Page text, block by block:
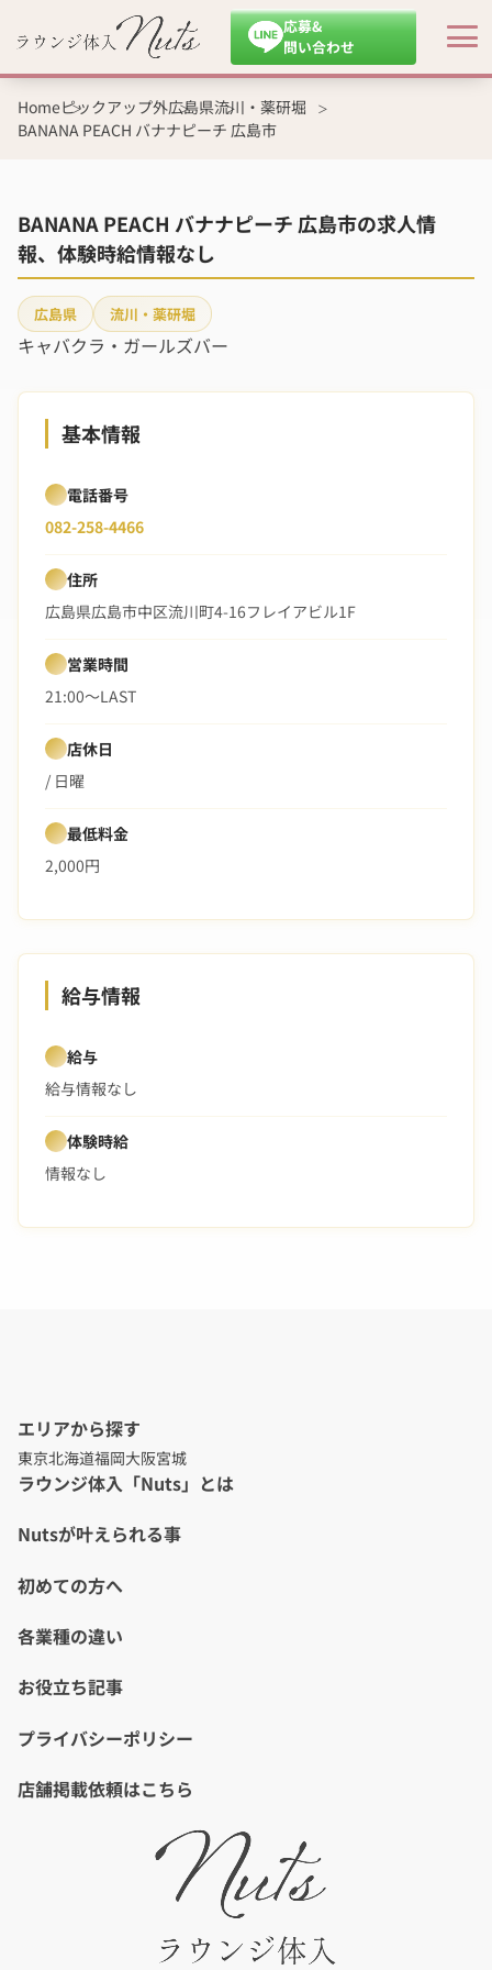
応募&
問い合わせ
Homeピックアップ外広島県流川・薬研堀
BANANA PEACH バナナピーチ 広島市
BANANA PEACH バナナピーチ 広島市の求人情
報、体験時給情報なし
広島県 流川・薬研堀
キャバクラ・ガールズバー
基本情報
電話番号
082-258-4466
住所
広島県広島市中区流川町4-16フレイアビル1F
営業時間
21:00〜LAST
店休日
/ 日曜
最低料金
2,000円
給与情報
給与
給与情報なし
体験時給
情報なし
エリアから探す
東京北海道福岡大阪宮城
ラウンジ体入「Nuts」とは
Nutsが叶えられる事
初めての方へ
各業種の違い
お役立ち記事
プライバシーポリシー
店舗掲載依頼はこちら